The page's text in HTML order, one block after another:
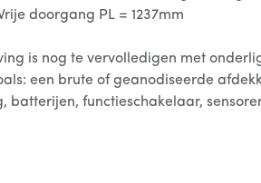
doorgang PL = 1237mm
is nog te vervolledigen met
een brute of geanodiseerde
batterijen, functieschakelaar,